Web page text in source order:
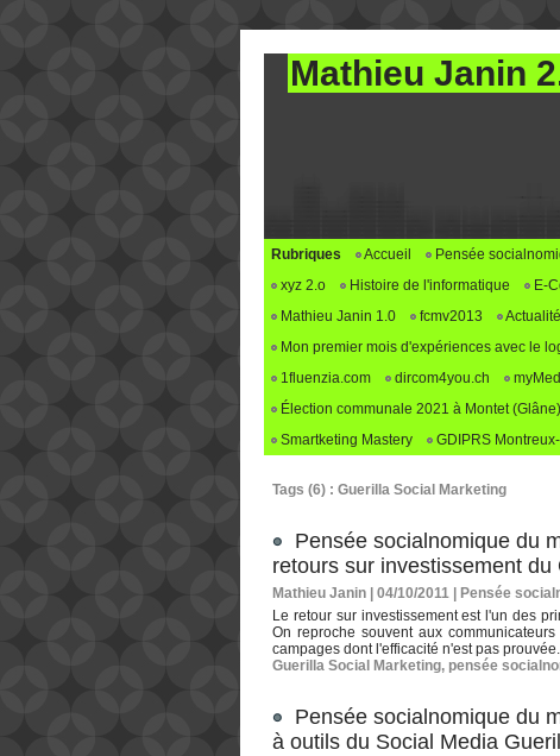
Mathieu Janin
Rubriques Accueil Pensée
xyz 2.o
Histoire de l'informatique E-
Mathieu Janin 1.0
fcmv2013
Mon premier mois d'expériences avec le
1fluenzia.com
dircom4you.ch
Élection communale 2021 à Montet (Glâne)
Smartketing Mastery
GDIPRS
Tags (6) : Guerilla Social Marketing
Pensée socialnomique du
retours sur investissement
Mathieu Janin | 04/10/2011
Pensée
Le retour sur investissement est l'un des
On reproche souvent aux
campages dont l'efficacité n'est pas
Guerilla Social Marketing, pensée
Pensée socialnomique du
à outils du Social Media